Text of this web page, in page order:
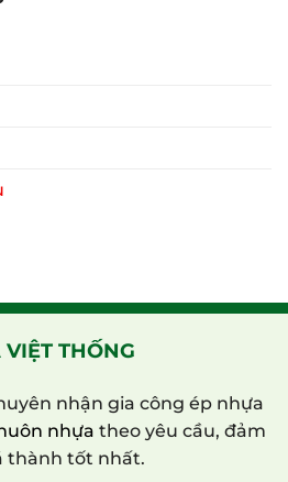
THỐNG
nhận gia công ép nhựa
nhựa theo yêu cầu, đảm
thành tốt nhất.